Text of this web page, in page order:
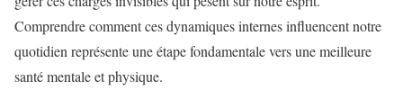
Comprendre comment ces dynamiques internes influencent notre
quotidien représente une étape fondamentale vers une meilleure
santé mentale et physique.